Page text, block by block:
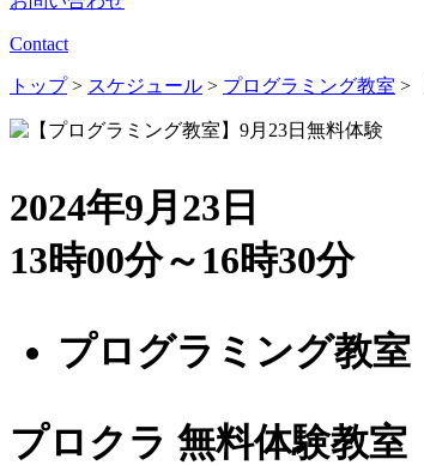
Contact
トップ> スケジュール > プログラミング教室 >
2024年9月23日
13時00分～16時30分
プログラミング教室
プロクラ 無料体験教室